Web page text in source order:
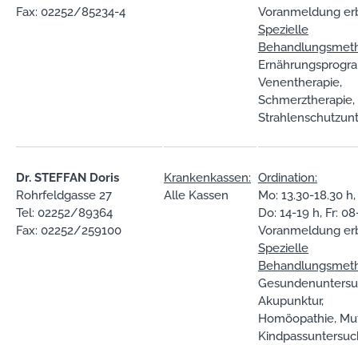
Fax: 02252/85234-4
Voranmeldung
Spezielle
Venentherapie,
Schmerztherapie,
Dr. STEFFAN Doris
Rohrfeldgasse 27
Tel: 02252/89364
Fax: 02252/259100
Krankenkassen:
Alle Kassen
Ordination:
Mo: 13.30-18.30
Do: 14-19 h, Fr:
Voranmeldung
Spezielle
Akupunktur,
Homöopathie,